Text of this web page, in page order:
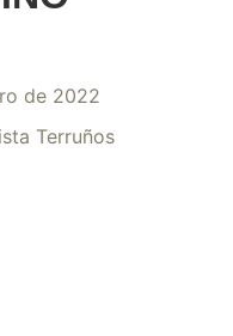
de 2022
Terruños